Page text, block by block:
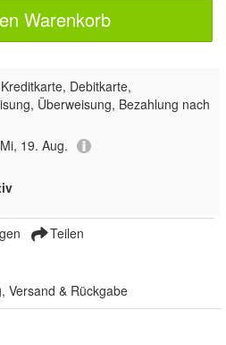
Warenkorb
Debitkarte,
Überweisung, Bezahlung nach
19. Aug.
Teilen
Versand & Rückgabe